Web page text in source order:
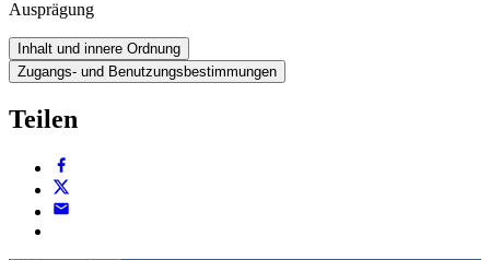
Ausprägung
Inhalt und innere Ordnung
Zugangs- und Benutzungsbestimmungen
Teilen